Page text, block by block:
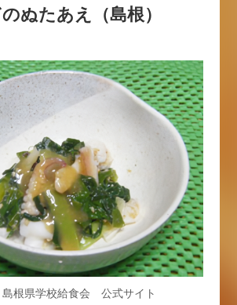
ぬたあえ（島根）
島根県学校給食会 公式サイト